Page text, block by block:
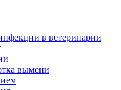
в ветеринарии
вымени